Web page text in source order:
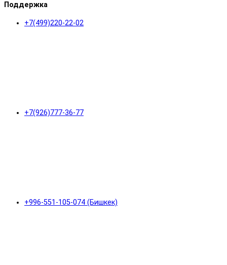
Поддержка
+7(499)220-22-02
+7(926)777-36-77
+996-551-105-074 (Бишкек)